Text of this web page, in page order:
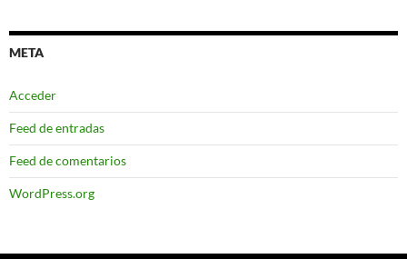
META
Acceder
Feed de entradas
Feed de comentarios
WordPress.org